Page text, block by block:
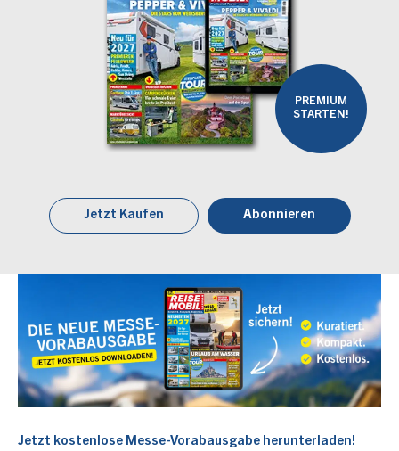
PREMIUM
STARTEN!
Jetzt Kaufen Abonnieren
Jetzt kostenlose Messe-Vorabausgabe herunterladen!